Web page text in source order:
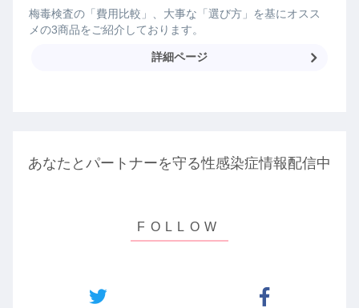
梅毒検査の「費用比較」、大事な「選び方」を基にオスス
メの3商品をご紹介しております。
詳細ページ
あなたとパートナーを守る性感染症情報配信中